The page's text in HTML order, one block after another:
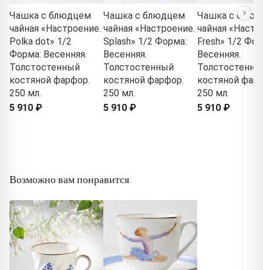
Чашка с блюдцем
чайная «Настроение.
Polka dot» 1/2
Форма: Весенняя.
Толстостенный
костяной фарфор.
250 мл.
5 910 ₽
Чашка с блюдцем
чайная «Настроение.
Splash» 1/2 Форма:
Весенняя.
Толстостенный
костяной фарфор.
250 мл.
5 910 ₽
Чашка с
чайная
Fresh» 1/2
Весенняя.
костяной
250 мл.
5 910 ₽
Возможно вам понравится